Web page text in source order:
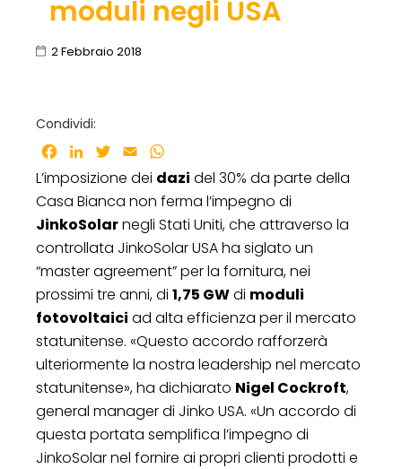
moduli negli USA
2 Febbraio 2018
Condividi:
Facebook
LinkedInTwitter
Email
L’imposizione dei dazi del 30% da parte della
Casa Bianca non ferma l’impegno di
JinkoSolarnegli Stati Uniti, che attraverso la
controllata JinkoSolar USA ha siglato un
“master agreement” per la fornitura, nei
prossimi tre anni, di 1,75 GWdi moduli
fotovoltaici ad alta efficienza per il mercato
statunitense. «Questo accordo rafforzerà
ulteriormente la nostra leadership nel mercato
statunitense», ha dichiarato Nigel Cockroft,
general manager di Jinko USA. «Un accordo di
questa portata semplifica l’impegno di
JinkoSolar nel fornire ai propri clienti prodotti e